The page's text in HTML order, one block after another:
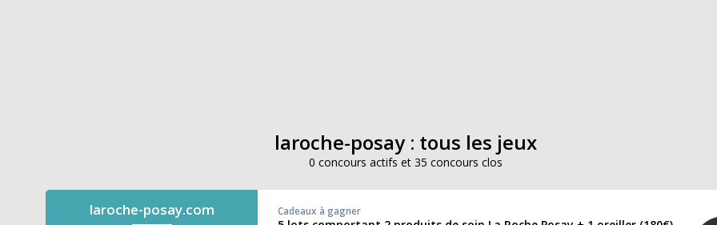
laroche-posay : tous les jeux
0 concours actifs et 35 concours clos
laroche-posay.com Cadeaux à gagner